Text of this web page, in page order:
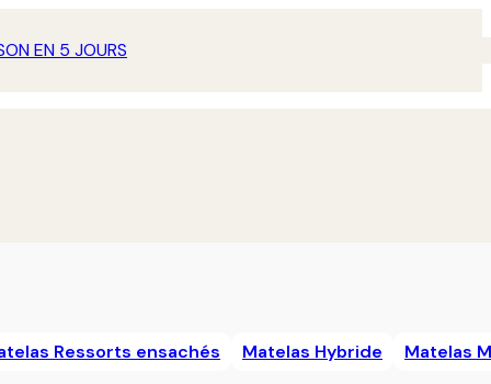
EN 5 JOURS
Ressorts ensachés Matelas Hybride Matelas